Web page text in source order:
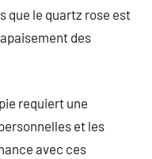
que le quartz rose est
des
requiert une
et les
avec ces